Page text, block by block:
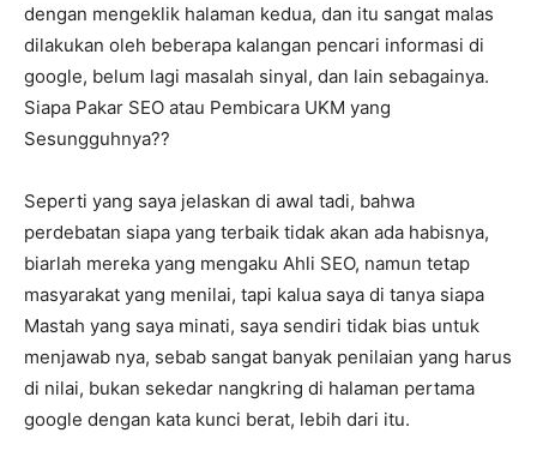
dengan mengeklik halaman kedua, dan itu sangat malas
dilakukan oleh beberapa kalangan pencari informasi di
google, belum lagi masalah sinyal, dan lain sebagainya.
Siapa Pakar SEO atau Pembicara UKM yang
Sesungguhnya??
Seperti yang saya jelaskan di awal tadi, bahwa
perdebatan siapa yang terbaik tidak akan ada habisnya,
biarlah mereka yang mengaku Ahli SEO, namun tetap
masyarakat yang menilai, tapi kalua saya di tanya siapa
Mastah yang saya minati, saya sendiri tidak bias untuk
menjawab nya, sebab sangat banyak penilaian yang harus
di nilai, bukan sekedar nangkring di halaman pertama
google dengan kata kunci berat, lebih dari itu.